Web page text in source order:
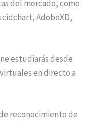
del mercado, como
AdobeXD,
estudiarás desde
en directo a
reconocimiento de